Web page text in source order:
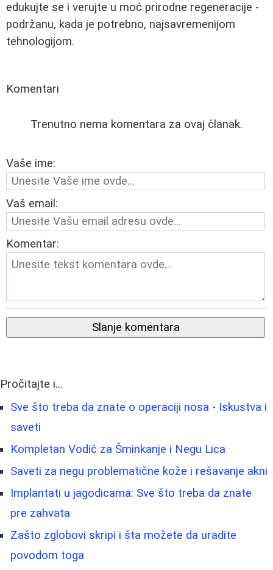
edukujte se i verujte u moć prirodne regeneracije -
podržanu, kada je potrebno, najsavremenijom
tehnologijom.
Komentari
Trenutno nema komentara za ovaj članak.
Vaše ime:
Vaš email:
Komentar:
Slanje komentara
Pročitajte i...
Sve što treba da znate o operaciji nosa - Iskustva i
saveti
Kompletan Vodič za Šminkanje i Negu Lica
Saveti za negu problematične kože i rešavanje akni
Implantati u jagodicama: Sve što treba da znate
pre zahvata
Zašto zglobovi skripi i šta možete da uradite
povodom toga